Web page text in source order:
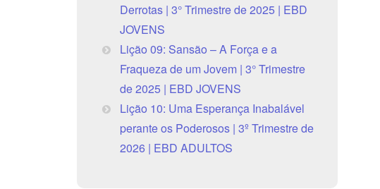
Derrotas | 3° Trimestre de 2025 | EBD
JOVENS
Lição 09: Sansão – A Força e a
Fraqueza de um Jovem | 3° Trimestre
de 2025 | EBD JOVENS
Lição 10: Uma Esperança Inabalável
perante os Poderosos | 3º Trimestre de
2026 | EBD ADULTOS